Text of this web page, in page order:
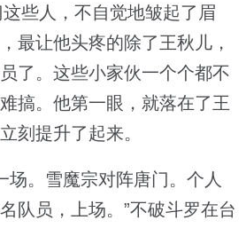
些人，不自觉地皱起了眉
最让他头疼的除了王秋儿，
了。这些小家伙一个个都不
搞。他第一眼，就落在了王
刻提升了起来。
。雪魔宗对阵唐门。个人
队员，上场。”不破斗罗在台